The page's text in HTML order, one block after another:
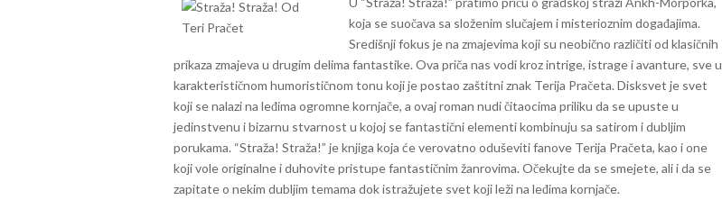
koja se suočava sa složenim slučajem i misterioznim događajima.
Središnji fokus je na zmajevima koji su neobično različiti od klasičnih
prikaza zmajeva u drugim delima fantastike. Ova priča nas vodi kroz intrige, istrage i avanture, sve u
karakterističnom humorističnom tonu koji je postao zaštitni znak Terija Pračeta. Disksvet je svet
koji se nalazi na leđima ogromne kornjače, a ovaj roman nudi čitaocima priliku da se upuste u
jedinstvenu i bizarnu stvarnost u kojoj se fantastični elementi kombinuju sa satirom i dubljim
porukama. “Straža! Straža!” je knjiga koja će verovatno oduševiti fanove Terija Pračeta, kao i one
koji vole originalne i duhovite pristupe fantastičnim žanrovima. Očekujte da se smejete, ali i da se
zapitate o nekim dubljim temama dok istražujete svet koji leži na leđima kornjače.